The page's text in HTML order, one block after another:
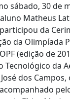
sábado, 30 de
Matheus
participou da
da Olimpíada
(edição de
Tecnológico da
dos